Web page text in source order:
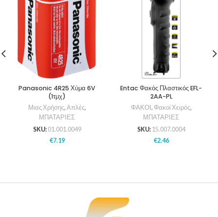
Panasonic 4R25 Χύμα 6V
(1τμχ)
Μιας Χρήσης, Απλές,
ΜΠΑΤΑΡΙΕΣ
SKU: 01.001.0049
€7.19
Entac Φακός Πλαστικός EFL-
2AA-PL
ΦΑΚΟΙ , Φακοί Χειρός,
ΜΠΑΤΑΡΙΕΣ
SKU: 15.007.0004
€2.46